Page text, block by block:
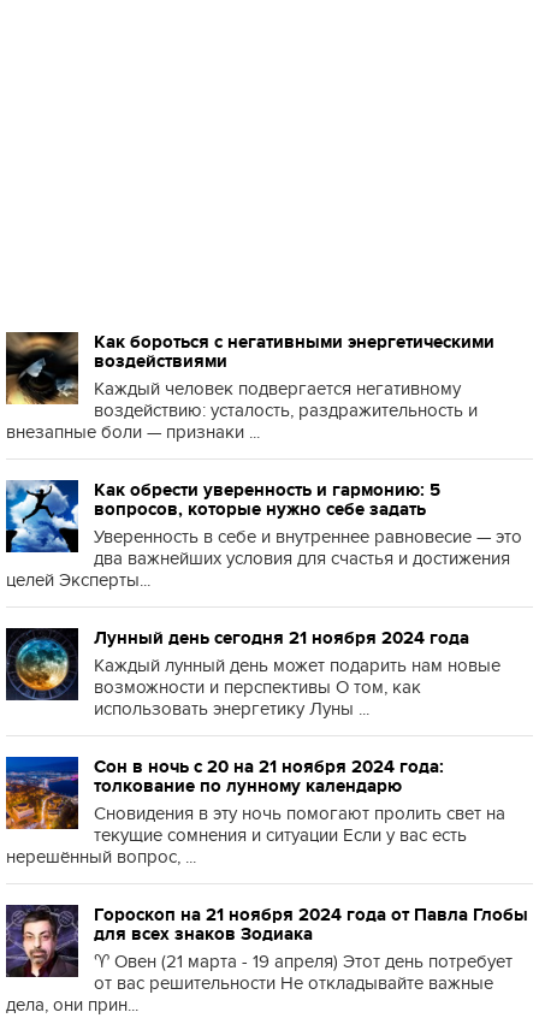
Как бороться с негативными энергетическими
воздействиями
Каждый человек подвергается негативному
воздействию: усталость, раздражительность и
внезапные боли — признаки ...
Как обрести уверенность и гармонию: 5
вопросов, которые нужно себе задать
Уверенность в себе и внутреннее равновесие — это
два важнейших условия для счастья и достижения
целей Эксперты...
Лунный день сегодня 21 ноября 2024 года
Каждый лунный день может подарить нам новые
возможности и перспективы О том, как
использовать энергетику Луны ...
Сон в ночь с 20 на 21 ноября 2024 года:
толкование по лунному календарю
Сновидения в эту ночь помогают пролить свет на
текущие сомнения и ситуации Если у вас есть
нерешённый вопрос, ...
Гороскоп на 21 ноября 2024 года от Павла Глобы
для всех знаков Зодиака
♈️ Овен (21 марта - 19 апреля) Этот день потребует
от вас решительности Не откладывайте важные
дела, они прин...